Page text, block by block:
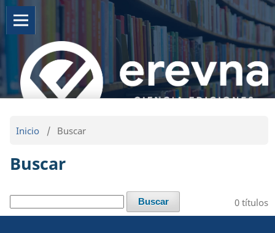
Inicio / Buscar
Buscar
0 títulos
Buscar